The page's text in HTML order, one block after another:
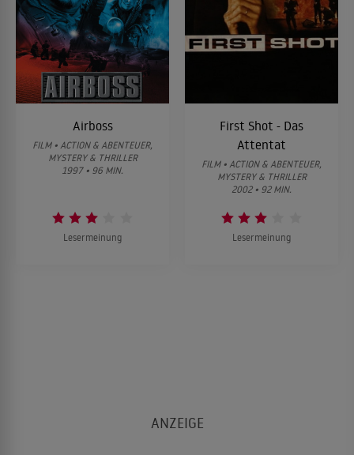
Airboss
FILM • ACTION & ABENTEUER,
MYSTERY & THRILLER
1997 • 96 MIN.
Lesermeinung
First Shot - Das
Attentat
FILM • ACTION & ABENTEUER,
MYSTERY & THRILLER
2002 • 92 MIN.
Lesermeinung